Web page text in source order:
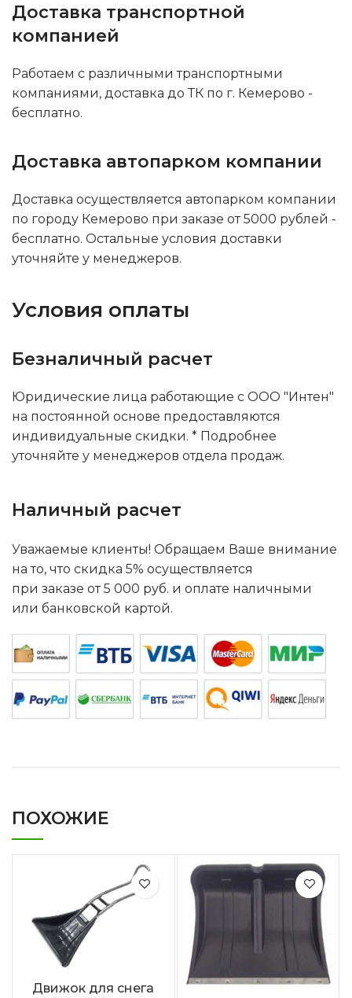
Доставка транспортной
компанией
Работаем с различными транспортными
компаниями, доставка до ТК по г. Кемерово -
бесплатно.
Доставка автопарком компании
Доставка осуществляется автопарком компании
по городу Кемерово при заказе от 5000 рублей -
бесплатно. Остальные условия доставки
уточняйте у менеджеров.
Условия оплаты
Безналичный расчет
Юридические лица работающие с ООО "Интен"
на постоянной основе предоставляются
индивидуальные скидки. * Подробнее
уточняйте у менеджеров отдела продаж.
Наличный расчет
Уважаемые клиенты! Обращаем Ваше внимание
на то, что скидка 5% осуществляется
при заказе от 5 000 руб. и оплате наличными
или банковской картой.
ПОХОЖИЕ
Движок для снега